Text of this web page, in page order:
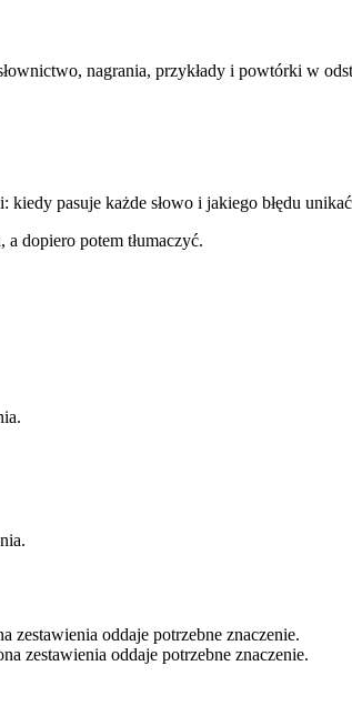
nagrania, przykłady i powtórki w
pasuje każde słowo i jakiego błędu
dopiero potem tłumaczyć.
zestawienia oddaje potrzebne znaczenie.
zestawienia oddaje potrzebne znaczenie.